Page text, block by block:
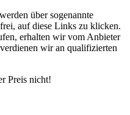
über sogenannte
auf diese Links zu klicken.
erhalten wir vom Anbieter
wir an qualifizierten
Preis nicht!